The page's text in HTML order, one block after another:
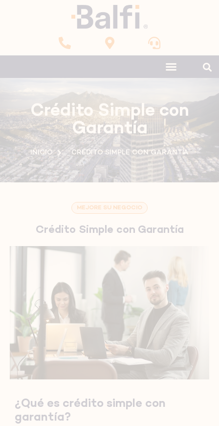
Crédito Simple con
Garantía
INICIO CRÉDITO SIMPLE CON GARANTÍA
MEJORE SU NEGOCIO
Crédito Simple con Garantía
¿Qué es crédito simple con
garantía?